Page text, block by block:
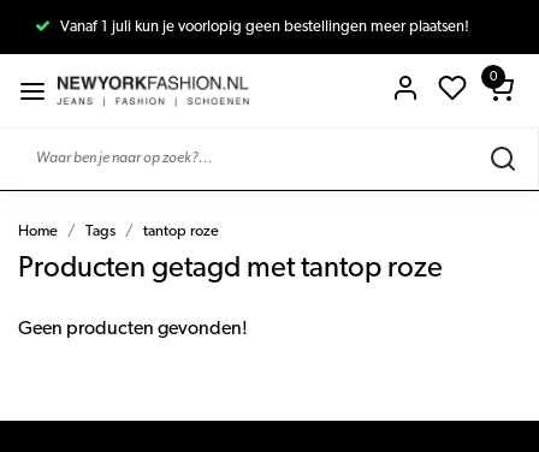
Vanaf 1 juli kun je voorlopig geen bestellingen meer plaatsen!
0
Home Tags tantop roze
Producten getagd met tantop roze
Geen producten gevonden!